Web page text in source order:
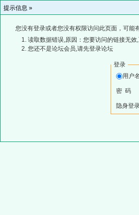
提示信息 »
您没有登录或者您没有权限访问此页面，可能
读取数据错误,原因：您要访问的链接无
您还不是论坛会员,请先登录论坛
登录
用户名
密 码
隐身登